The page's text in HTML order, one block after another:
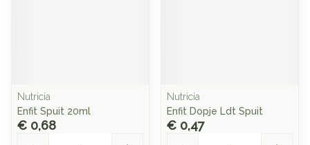
Nutricia
Enfit Spuit 20ml
€ 0,68
Nutricia
Enfit Dopje Ldt Spuit
€ 0,47